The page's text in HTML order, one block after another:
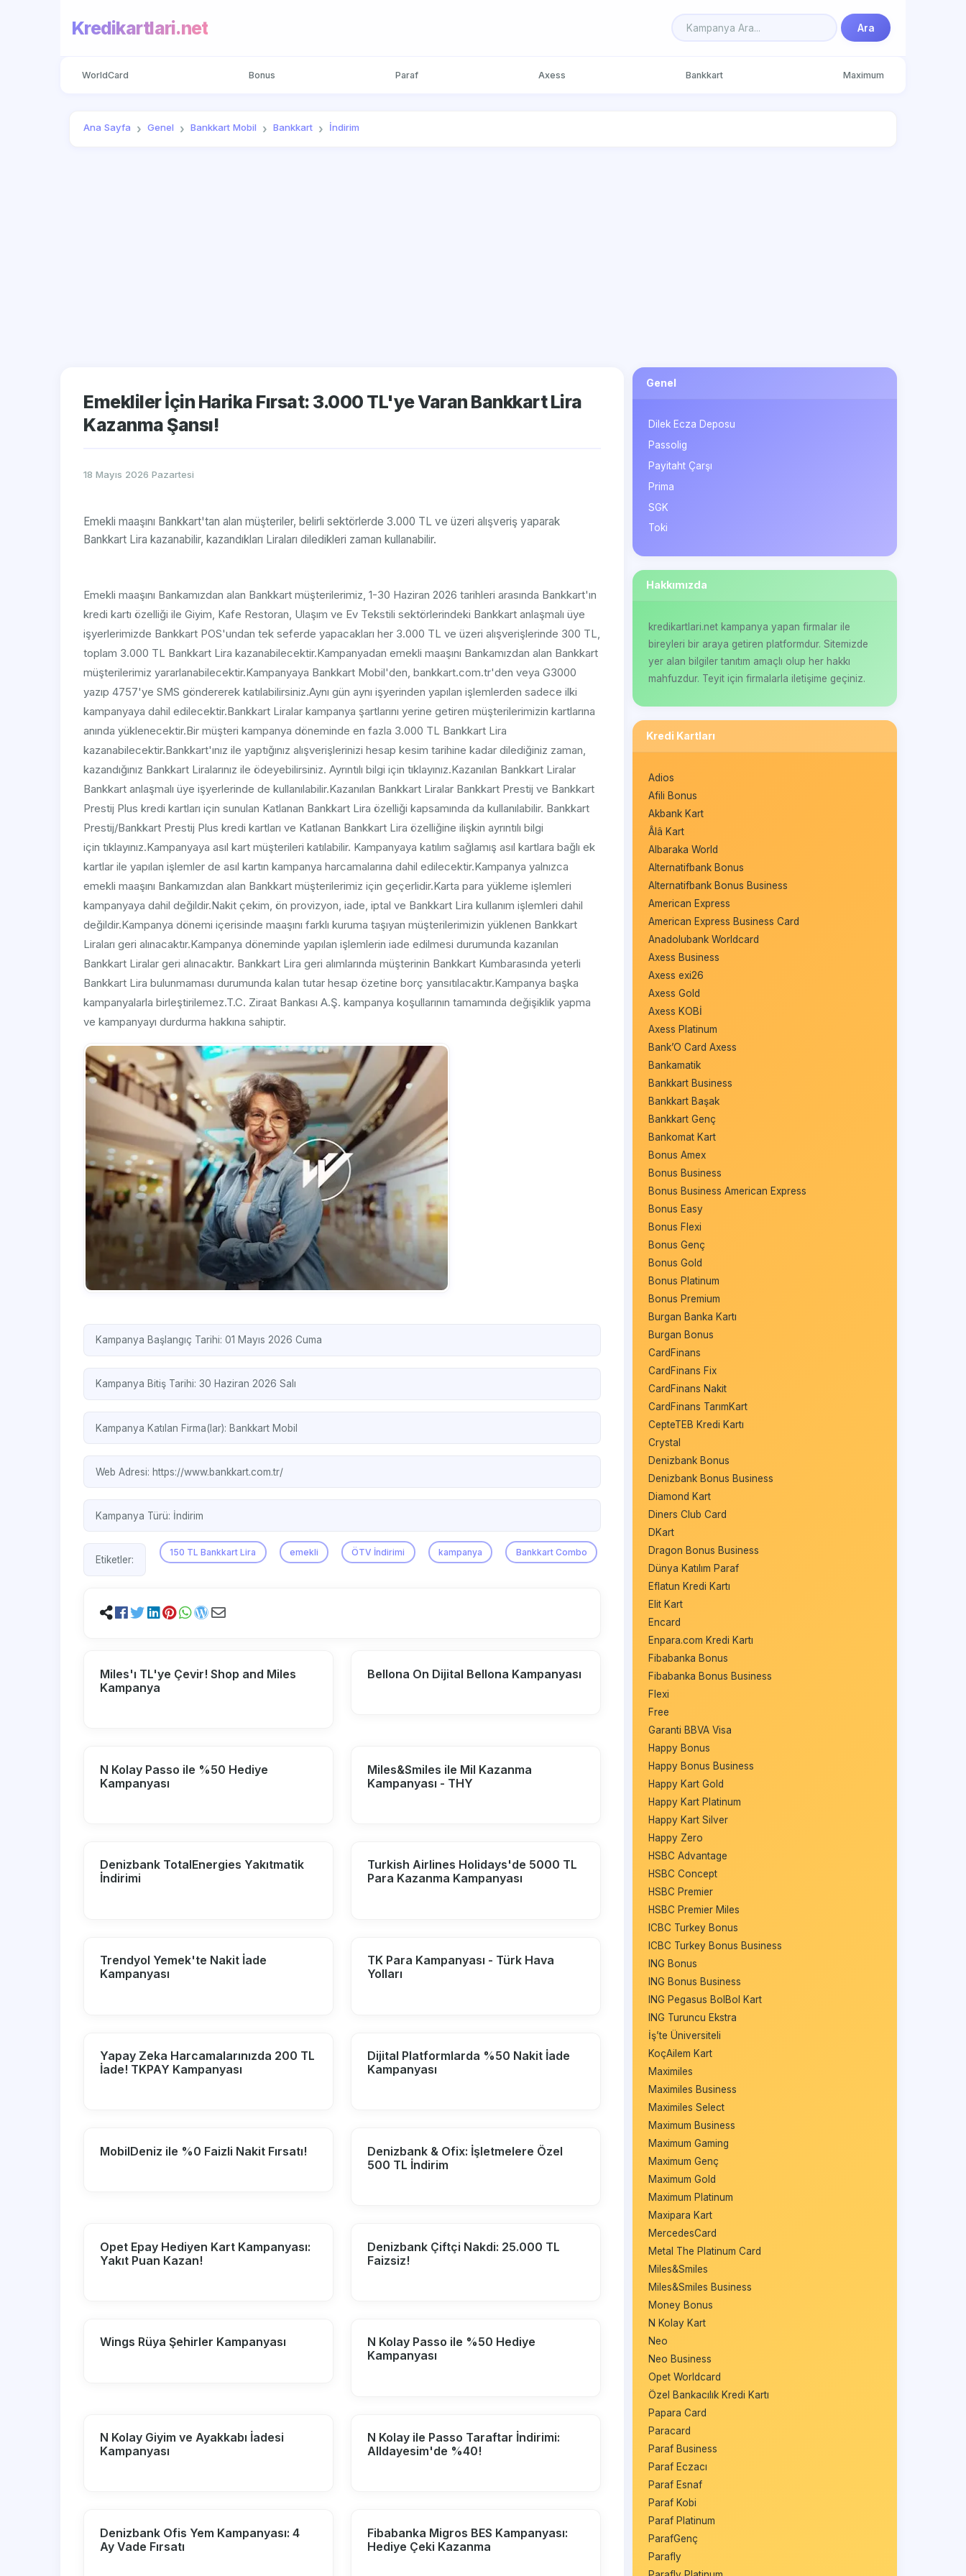
Kredikartlari.net Ara
WorldCard Bonus Paraf Axess Bankkart Maximum
Ana Sayfa Genel Bankkart Mobil Bankkart İndirim
Emekliler İçin Harika Fırsat: 3.000 TL'ye Varan Bankkart Lira
Kazanma Şansı!
18 Mayıs 2026 Pazartesi
Emekli maaşını Bankkart'tan alan müşteriler, belirli sektörlerde 3.000 TL ve üzeri alışveriş yaparak
Bankkart Lira kazanabilir, kazandıkları Liraları diledikleri zaman kullanabilir.
Emekli maaşını Bankamızdan alan Bankkart müşterilerimiz, 1-30 Haziran 2026 tarihleri arasında Bankkart'ın
kredi kartı özelliği ile Giyim, Kafe Restoran, Ulaşım ve Ev Tekstili sektörlerindeki Bankkart anlaşmalı üye
işyerlerimizde Bankkart POS'undan tek seferde yapacakları her 3.000 TL ve üzeri alışverişlerinde 300 TL,
toplam 3.000 TL Bankkart Lira kazanabilecektir.Kampanyadan emekli maaşını Bankamızdan alan Bankkart
müşterilerimiz yararlanabilecektir.Kampanyaya Bankkart Mobil'den, bankkart.com.tr'den veya G3000
yazıp 4757'ye SMS göndererek katılabilirsiniz.Aynı gün aynı işyerinden yapılan işlemlerden sadece ilki
kampanyaya dahil edilecektir.Bankkart Liralar kampanya şartlarını yerine getiren müşterilerimizin kartlarına
anında yüklenecektir.Bir müşteri kampanya döneminde en fazla 3.000 TL Bankkart Lira
kazanabilecektir.Bankkart'ınız ile yaptığınız alışverişlerinizi hesap kesim tarihine kadar dilediğiniz zaman,
kazandığınız Bankkart Liralarınız ile ödeyebilirsiniz. Ayrıntılı bilgi için tıklayınız.Kazanılan Bankkart Liralar
Bankkart anlaşmalı üye işyerlerinde de kullanılabilir.Kazanılan Bankkart Liralar Bankkart Prestij ve Bankkart
Prestij Plus kredi kartları için sunulan Katlanan Bankkart Lira özelliği kapsamında da kullanılabilir. Bankkart
Prestij/Bankkart Prestij Plus kredi kartları ve Katlanan Bankkart Lira özelliğine ilişkin ayrıntılı bilgi
için tıklayınız.Kampanyaya asıl kart müşterileri katılabilir. Kampanyaya katılım sağlamış asıl kartlara bağlı ek
kartlar ile yapılan işlemler de asıl kartın kampanya harcamalarına dahil edilecektir.Kampanya yalnızca
emekli maaşını Bankamızdan alan Bankkart müşterilerimiz için geçerlidir.Karta para yükleme işlemleri
kampanyaya dahil değildir.Nakit çekim, ön provizyon, iade, iptal ve Bankkart Lira kullanım işlemleri dahil
değildir.Kampanya dönemi içerisinde maaşını farklı kuruma taşıyan müşterilerimizin yüklenen Bankkart
Liraları geri alınacaktır.Kampanya döneminde yapılan işlemlerin iade edilmesi durumunda kazanılan
Bankkart Liralar geri alınacaktır. Bankkart Lira geri alımlarında müşterinin Bankkart Kumbarasında yeterli
Bankkart Lira bulunmaması durumunda kalan tutar hesap özetine borç yansıtılacaktır.Kampanya başka
kampanyalarla birleştirilemez.T.C. Ziraat Bankası A.Ş. kampanya koşullarının tamamında değişiklik yapma
ve kampanyayı durdurma hakkına sahiptir.
Kampanya Başlangıç Tarihi: 01 Mayıs 2026 Cuma
Kampanya Bitiş Tarihi: 30 Haziran 2026 Salı
Kampanya Katılan Firma(lar): Bankkart Mobil
Web Adresi: https://www.bankkart.com.tr/
Kampanya Türü: İndirim
Etiketler:
150 TL Bankkart Lira emekli ÖTV İndirimi kampanya Bankkart Combo
Miles'ı TL'ye Çevir! Shop and Miles
Kampanya
Bellona On Dijital Bellona Kampanyası
N Kolay Passo ile %50 Hediye
Kampanyası
Miles&Smiles ile Mil Kazanma
Kampanyası - THY
Denizbank TotalEnergies Yakıtmatik
İndirimi
Turkish Airlines Holidays'de 5000 TL
Para Kazanma Kampanyası
Trendyol Yemek'te Nakit İade
Kampanyası
TK Para Kampanyası - Türk Hava
Yolları
Yapay Zeka Harcamalarınızda 200 TL
İade! TKPAY Kampanyası
Dijital Platformlarda %50 Nakit İade
Kampanyası
MobilDeniz ile %0 Faizli Nakit Fırsatı!
Denizbank & Ofix: İşletmelere Özel
500 TL İndirim
Opet Epay Hediyen Kart Kampanyası:
Yakıt Puan Kazan!
Denizbank Çiftçi Nakdi: 25.000 TL
Faizsiz!
Wings Rüya Şehirler Kampanyası
N Kolay Passo ile %50 Hediye
Kampanyası
N Kolay Giyim ve Ayakkabı İadesi
Kampanyası
N Kolay ile Passo Taraftar İndirimi:
Alldayesim'de %40!
Denizbank Ofis Yem Kampanyası: 4
Ay Vade Fırsatı
Fibabanka Migros BES Kampanyası:
Hediye Çeki Kazanma
Genel
Dilek Ecza Deposu
Passolig
Payitaht Çarşı
Prima
SGK
Toki
Hakkımızda
kredikartlari.net kampanya yapan firmalar ile
bireyleri bir araya getiren platformdur. Sitemizde
yer alan bilgiler tanıtım amaçlı olup her hakkı
mahfuzdur. Teyit için firmalarla iletişime geçiniz.
Kredi Kartları
Adios
Afili Bonus
Akbank Kart
Âlâ Kart
Albaraka World
Alternatifbank Bonus
Alternatifbank Bonus Business
American Express
American Express Business Card
Anadolubank Worldcard
Axess Business
Axess exi26
Axess Gold
Axess KOBİ
Axess Platinum
Bank’O Card Axess
Bankamatik
Bankkart Business
Bankkart Başak
Bankkart Genç
Bankomat Kart
Bonus Amex
Bonus Business
Bonus Business American Express
Bonus Easy
Bonus Flexi
Bonus Genç
Bonus Gold
Bonus Platinum
Bonus Premium
Burgan Banka Kartı
Burgan Bonus
CardFinans
CardFinans Fix
CardFinans Nakit
CardFinans TarımKart
CepteTEB Kredi Kartı
Crystal
Denizbank Bonus
Denizbank Bonus Business
Diamond Kart
Diners Club Card
DKart
Dragon Bonus Business
Dünya Katılım Paraf
Eflatun Kredi Kartı
Elit Kart
Encard
Enpara.com Kredi Kartı
Fibabanka Bonus
Fibabanka Bonus Business
Flexi
Free
Garanti BBVA Visa
Happy Bonus
Happy Bonus Business
Happy Kart Gold
Happy Kart Platinum
Happy Kart Silver
Happy Zero
HSBC Advantage
HSBC Concept
HSBC Premier
HSBC Premier Miles
ICBC Turkey Bonus
ICBC Turkey Bonus Business
ING Bonus
ING Bonus Business
ING Pegasus BolBol Kart
ING Turuncu Ekstra
İş’te Üniversiteli
KoçAilem Kart
Maximiles
Maximiles Business
Maximiles Select
Maximum Business
Maximum Gaming
Maximum Genç
Maximum Gold
Maximum Platinum
Maxipara Kart
MercedesCard
Metal The Platinum Card
Miles&Smiles
Miles&Smiles Business
Money Bonus
N Kolay Kart
Neo
Neo Business
Opet Worldcard
Özel Bankacılık Kredi Kartı
Papara Card
Paracard
Paraf Business
Paraf Eczacı
Paraf Esnaf
Paraf Kobi
Paraf Platinum
ParafGenç
Parafly